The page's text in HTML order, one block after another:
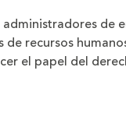
de
recursos
el papel del